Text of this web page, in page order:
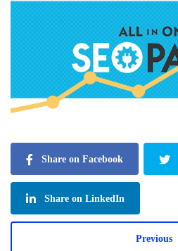
Share on Facebook
Share on LinkedIn
Previous